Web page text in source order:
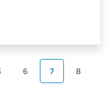
6 7
8